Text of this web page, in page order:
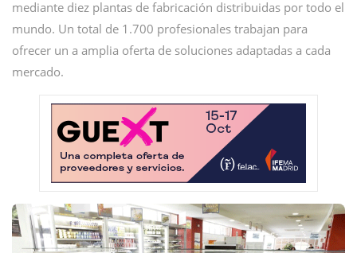
mediante diez plantas de fabricación distribuidas por todo el
mundo. Un total de 1.700 profesionales trabajan para
ofrecer un a amplia oferta de soluciones adaptadas a cada
mercado.